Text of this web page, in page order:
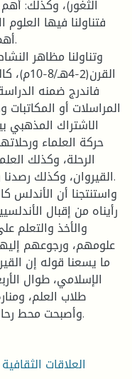
الثغور)، وكذلك:
فتناولنا فيها العلوم
وتناولنا مظاهر
فاندرج ضمنه
المراسلات أو
الاشتراك المذهبي
حركة العلماء
الرحلة، وكذلك
القيروان، وكذلك رصدنا
واستنتجنا أن الأندلس
رأيناه من إقبال
والأخذ والتعلم
علومهم، ورجوعهم
ما يسعنا قوله إن
الإسلامي، طوال
طلاب العلم،
وأصبحت محط رحال طلبة العلم خاصة الأندلسيين منهم.
العلاقات الثقافية (2 – 4-هـ/8-10م) القيروان